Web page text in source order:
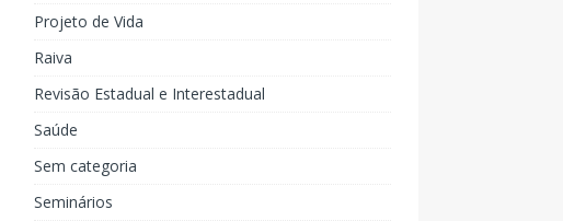
Projeto de Vida
Raiva
Revisão Estadual e Interestadual
Saúde
Sem categoria
Seminários